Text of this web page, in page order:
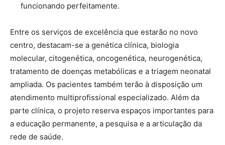
funcionando perfeitamente.
Entre os serviços de excelência que estarão no novo
centro, destacam-se a genética clínica, biologia
molecular, citogenética, oncogenética, neurogenética,
tratamento de doenças metabólicas e a triagem neonatal
ampliada. Os pacientes também terão à disposição um
atendimento multiprofissional especializado. Além da
parte clínica, o projeto reserva espaços importantes para
a educação permanente, a pesquisa e a articulação da
rede de saúde.